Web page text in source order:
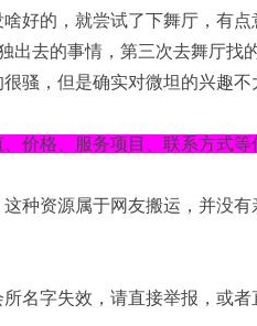
好的，就尝试了下舞厅，有
出去的事情，第三次去舞厅找
骚，但是确实对微坦的兴趣不
价格、服务项目、联系方式等
种资源属于网友搬运，并没
名字失效，请直接举报，或